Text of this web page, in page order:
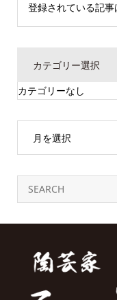
登録されている記事
カテゴリー選択
カテゴリーなし
月を選択